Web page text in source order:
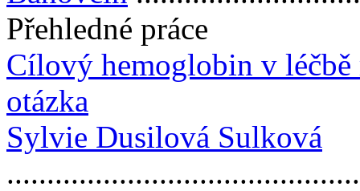
Přehledné práce
Cílový hemoglobin v léčbě
otázka
Sylvie Dusilová Sulková